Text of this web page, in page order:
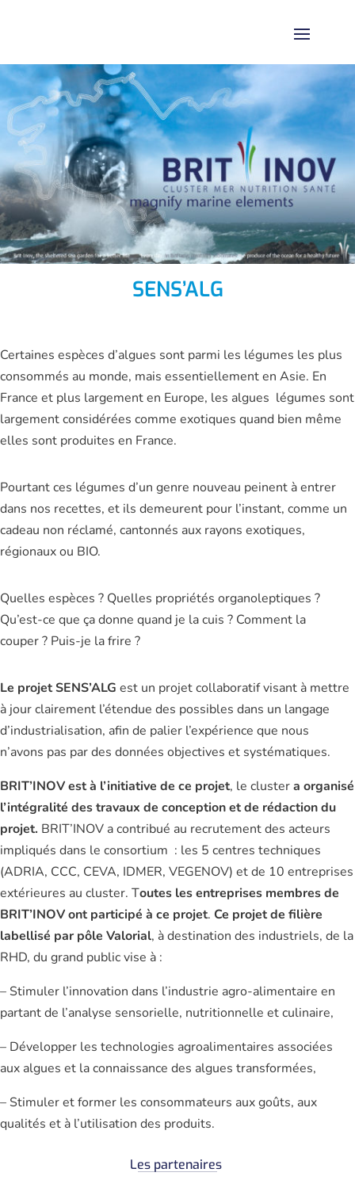
SENS’ALG
Certaines espèces d’algues sont parmi les légumes les plus
consommés au monde, mais essentiellement en Asie. En
France et plus largement en Europe, les algues légumes sont
largement considérées comme exotiques quand bien même
elles sont produites en France.
Pourtant ces légumes d’un genre nouveau peinent à entrer
dans nos recettes, et ils demeurent pour l’instant, comme un
cadeau non réclamé, cantonnés aux rayons exotiques,
régionaux ou BIO.
Quelles espèces ? Quelles propriétés organoleptiques ?
Qu’est-ce que ça donne quand je la cuis ? Comment la
couper ? Puis-je la frire ?
Le projet SENS’ALG est un projet collaboratif visant à mettre
à jour clairement l’étendue des possibles dans un langage
d’industrialisation, afin de palier l’expérience que nous
n’avons pas par des données objectives et systématiques.
BRIT’INOVest à l’initiative de ce projet, le clustera organisé
l’intégralité des travaux de conception et de rédaction du
projet. BRIT’INOV a contribué au recrutement des acteurs
impliqués dans le consortium : les 5 centres techniques
(ADRIA, CCC, CEVA, IDMER, VEGENOV) et de 10 entreprises
extérieures au cluster. Toutes les entreprises membres de
BRIT’INOV ont participé à ce projet. Ce projet de filière
labellisé par pôle Valorial, à destination des industriels, de la
RHD, du grand public vise à :
– Stimuler l’innovation dans l’industrie agro-alimentaire en
partant de l’analyse sensorielle, nutritionnelle et culinaire,
– Développer les technologies agroalimentaires associées
aux algues et la connaissance des algues transformées,
– Stimuler et former les consommateurs aux goûts, aux
qualités et à l’utilisation des produits.
Les partenaires